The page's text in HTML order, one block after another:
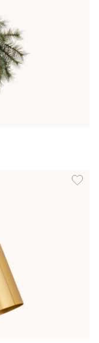
Lägg